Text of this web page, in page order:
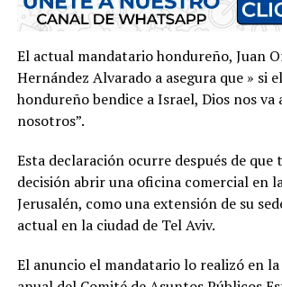
El actual mandatario hondureño, Juan
Hernández Alvarado a asegura que » si
hondureño bendice a Israel, Dios nos va
nosotros”.
Esta declaración ocurre después de que
decisión abrir una oficina comercial en
Jerusalén, como una extensión de su
actual en la ciudad de Tel Aviv.
El anuncio el mandatario lo realizó en